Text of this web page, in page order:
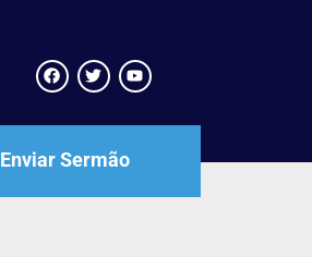
Enviar Sermão